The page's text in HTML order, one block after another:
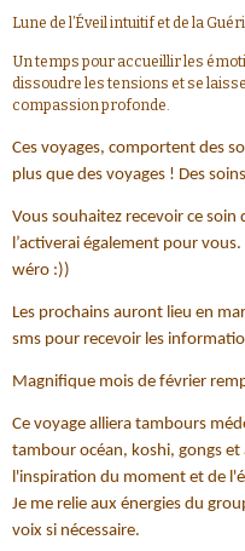
Lune de l’Éveil intuitif et de la
Un temps pour accueillir les
dissoudre les tensions et se
compassion profonde.
Ces voyages, comportent des
plus que des voyages ! Des
Vous souhaitez recevoir ce
l’activerai également pour
wéro :))
Les prochains auront lieu en
sms pour recevoir les
Magnifique mois de février
Ce voyage alliera tambours
tambour océan, koshi, gongs
l'inspiration du moment et de
Je me relie aux énergies du
voix si nécessaire.